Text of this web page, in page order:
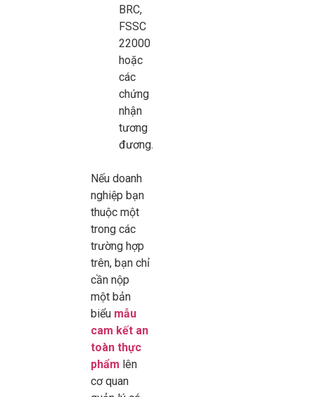
BRC,
FSSC
22000
hoặc
các
chứng
nhận
tương
đương.
Nếu doanh
nghiệp bạn
thuộc một
trong các
trường hợp
trên, bạn chỉ
cần nộp
một bản
biểu mẫu
cam kết an
toàn thực
phẩm lên
cơ quan